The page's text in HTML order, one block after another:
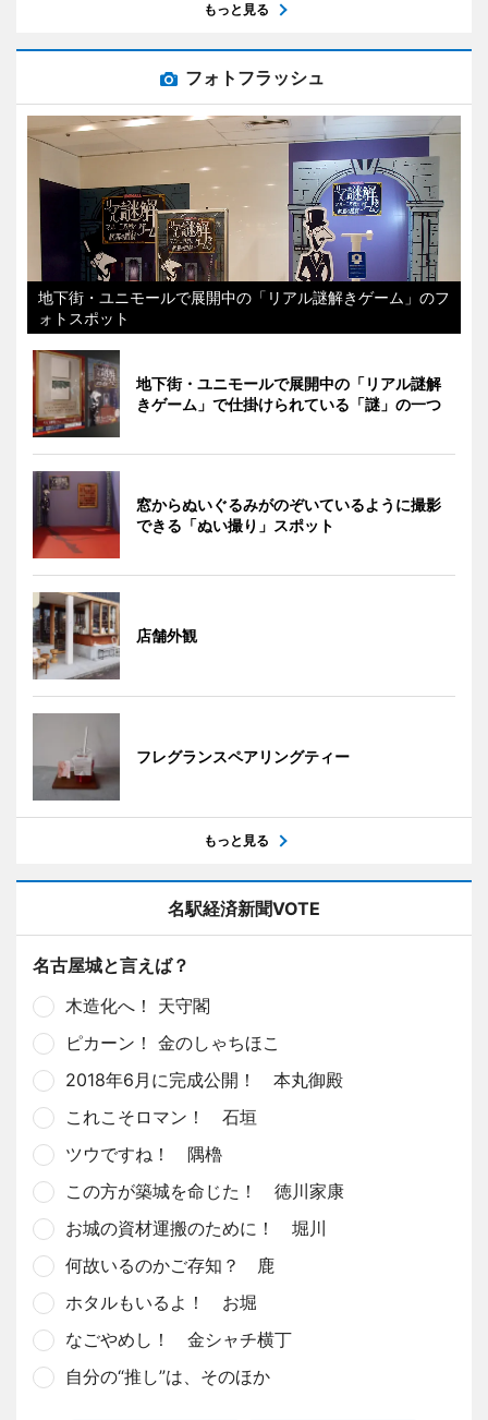
もっと見る
フォトフラッシュ
地下街・ユニモールで展開中の「リアル謎解きゲーム」のフ
ォトスポット
地下街・ユニモールで展開中の「リアル謎解
きゲーム」で仕掛けられている「謎」の一つ
窓からぬいぐるみがのぞいているように撮影
できる「ぬい撮り」スポット
店舗外観
フレグランスペアリングティー
もっと見る
名駅経済新聞VOTE
名古屋城と言えば？
木造化へ！ 天守閣
ピカーン！ 金のしゃちほこ
2018年6月に完成公開！ 本丸御殿
これこそロマン！ 石垣
ツウですね！ 隅櫓
この方が築城を命じた！ 徳川家康
お城の資材運搬のために！ 堀川
何故いるのかご存知？ 鹿
ホタルもいるよ！ お堀
なごやめし！ 金シャチ横丁
自分の“推し”は、そのほか